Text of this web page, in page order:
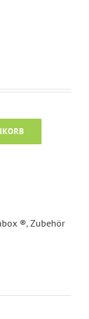
®, Zubehör